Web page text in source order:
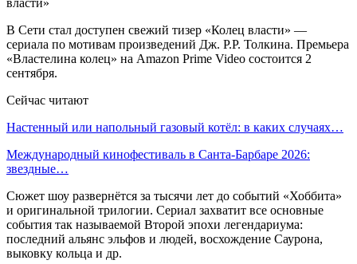
В Сети стал доступен свежий тизер «Колец власти» —
сериала по мотивам произведений Дж. Р.Р. Толкина. Премьера
«Властелина колец» на Amazon Prime Video состоится 2
сентября.
Сейчас читают
Настенный или напольный газовый котёл: в каких случаях…
Международный кинофестиваль в Санта-Барбаре 2026:
звездные…
Сюжет шоу развернётся за тысячи лет до событий «Хоббита»
и оригинальной трилогии. Сериал захватит все основные
события так называемой Второй эпохи легендариума:
последний альянс эльфов и людей, восхождение Саурона,
выковку кольца и др.